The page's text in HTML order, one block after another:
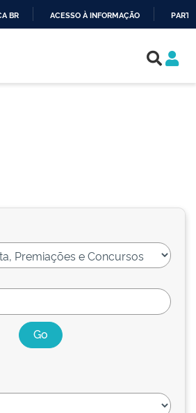
BR ACESSO À INFORMAÇÃO